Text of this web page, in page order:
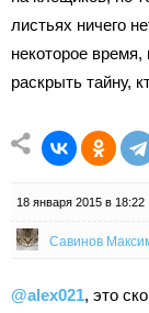
листьях ничего
некоторое
раскрыть тайну,
18 января 2015 в 18:22
Савинов
@alex021, это